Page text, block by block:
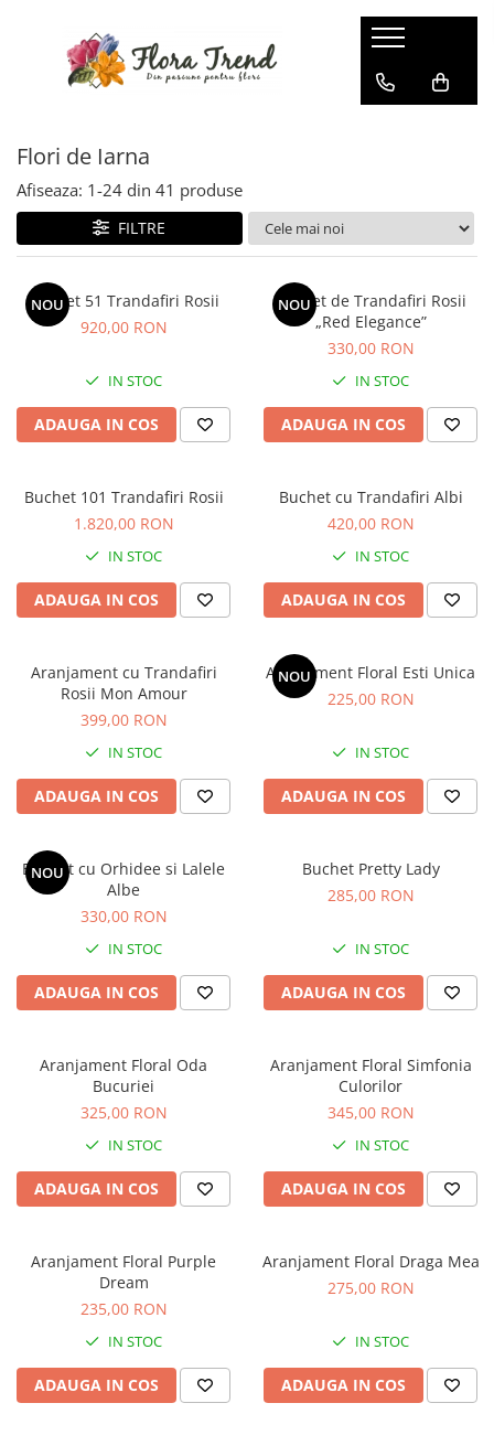
Flori de Iarna
Afiseaza: 1-24 din 41 produse
FILTRE
NOU
Buchet 51 Trandafiri Rosii
920,00 RON
IN STOC
ADAUGA IN COS
NOU
Buchet de Trandafiri Rosii
„Red Elegance”
330,00 RON
IN STOC
ADAUGA IN COS
Buchet 101 Trandafiri Rosii
1.820,00 RON
IN STOC
ADAUGA IN COS
Buchet cu Trandafiri Albi
420,00 RON
IN STOC
ADAUGA IN COS
Aranjament cu Trandafiri
Rosii Mon Amour
399,00 RON
IN STOC
ADAUGA IN COS
NOU
Aranjament Floral Esti Unica
225,00 RON
IN STOC
ADAUGA IN COS
NOU
Buchet cu Orhidee si Lalele
Albe
330,00 RON
IN STOC
ADAUGA IN COS
Buchet Pretty Lady
285,00 RON
IN STOC
ADAUGA IN COS
Aranjament Floral Oda
Bucuriei
325,00 RON
IN STOC
ADAUGA IN COS
Aranjament Floral Simfonia
Culorilor
345,00 RON
IN STOC
ADAUGA IN COS
Aranjament Floral Purple
Dream
235,00 RON
IN STOC
ADAUGA IN COS
Aranjament Floral Draga Mea
275,00 RON
IN STOC
ADAUGA IN COS